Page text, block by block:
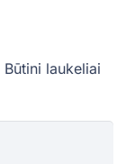
Būtini laukeliai